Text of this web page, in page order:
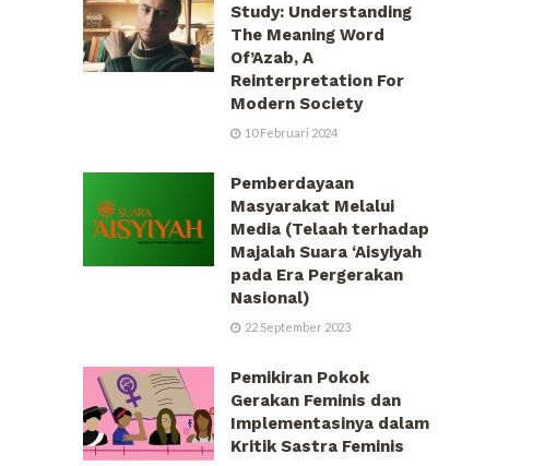
Study: Understanding
The Meaning Word
Of’Azab, A
Reinterpretation For
Modern Society
10 Februari 2024
Pemberdayaan
Masyarakat Melalui
Media (Telaah terhadap
Majalah Suara ‘Aisyiyah
pada Era Pergerakan
Nasional)
22 September 2023
Pemikiran Pokok
Gerakan Feminis dan
Implementasinya dalam
Kritik Sastra Feminis